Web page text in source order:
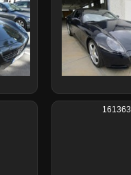
161363